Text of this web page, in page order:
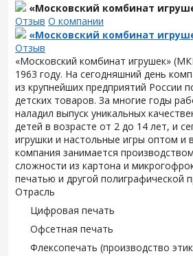
«Московский комбинат
Отзыв О компании
«Московский комбинат
Отзыв
«Московский комбинат игрушек»
1963 году. На сегодняшний день
из крупнейших предприятий России
детских товаров. За многие годы
наладил выпуск уникальных
детей в возрасте от 2 до 14 лет, и
игрушки и настольные игры оптом и
компания занимается
сложности из картона и
печатью и другой полиграфической
Отрасль
Цифровая печать
Офсетная печать
Флексопечать (производство